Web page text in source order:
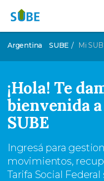
Argentina SUBE Mi
¡Hola! Te
bienvenida
SUBE
Ingresá para
movimientos,
Tarifa Social